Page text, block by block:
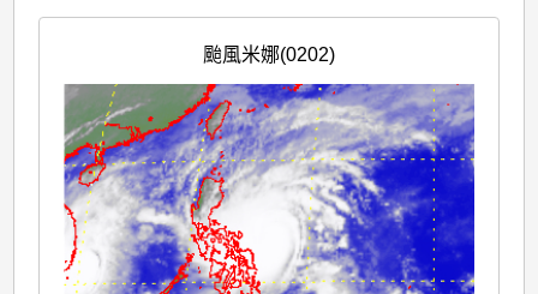
颱風米娜(0202)